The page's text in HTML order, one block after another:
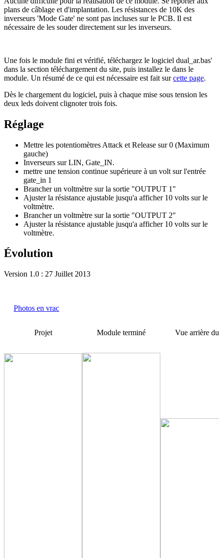
plans de câblage et d'implantation. Les résistances de 10K des
inverseurs 'Mode Gate' ne sont pas incluses sur le PCB. Il est
nécessaire de les souder directement sur les inverseurs.
Une fois le module fini et vérifié, téléchargez le logiciel dual_ar.bas'
dans la section téléchargement du site, puis installez le dans le
module. Un résumé de ce qui est nécessaire est fait surcette page.
Dès le chargement du logiciel, puis à chaque mise sous tension les
deux leds doivent clignoter trois fois.
Réglage
Mettre les potentiomètres Attack et Release sur 0 (Maximum
gauche)
Inverseurs sur LIN, Gate_IN.
mettre une tension continue supérieure à un volt sur l'entrée
gate_in 1
Brancher un voltmètre sur la sortie "OUTPUT 1"
Ajuster la résistance ajustable jusqu'a afficher 10 volts sur le
voltmètre.
Brancher un voltmètre sur la sortie "OUTPUT 2"
Ajuster la résistance ajustable jusqu'a afficher 10 volts sur le
voltmètre.
Évolution
Version 1.0 : 27 Juillet 2013
Photos en vrac
Projet Module terminé Vue arrière